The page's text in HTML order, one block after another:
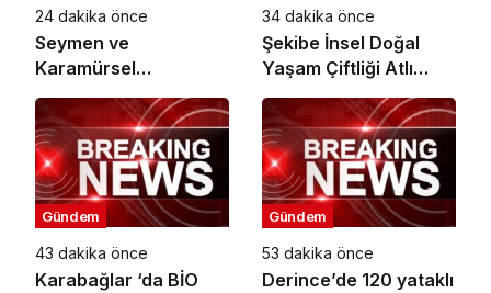
24 dakika önce
Seymen ve
Karamürsel
tünellerine konfor
dokunuşu
34 dakika önce
Şekibe İnsel Doğal
Yaşam Çiftliği Atlı
Binicilik Merkezi
Oluyor
Gündem
43 dakika önce
Karabağlar ‘da BİO
Gündem
53 dakika önce
Derince’de 120 yataklı